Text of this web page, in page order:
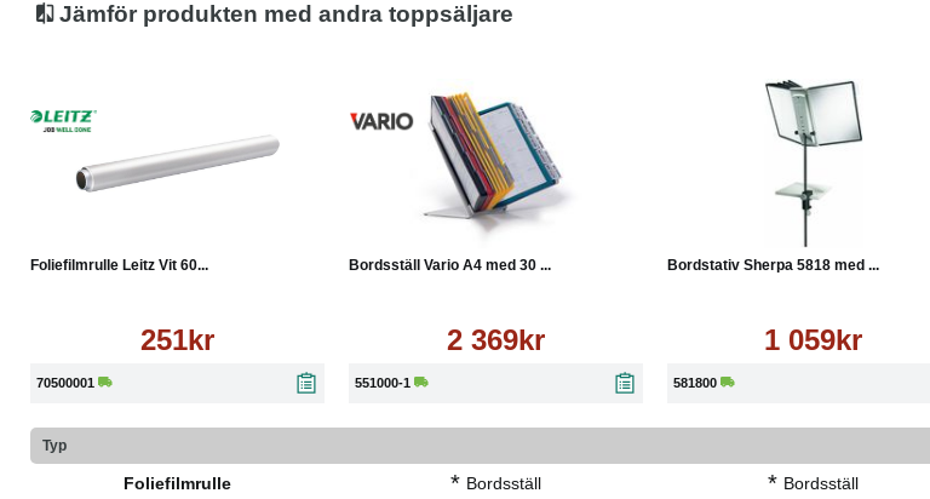
Jämför produkten med andra toppsäljare
Foliefilmrulle Leitz Vit 60...
251kr
70500001
Bordsställ Vario A4 med 30 ...
2 369kr
551000-1
Bordstativ Sherpa 5818 med ...
1 059kr
581800
Typ
Foliefilmrulle * Bordsställ * Bordsställ